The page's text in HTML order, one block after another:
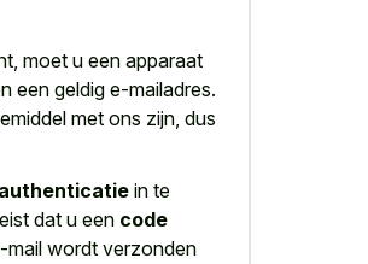
moet u een apparaat
een geldig e-mailadres.
met ons zijn, dus
in te
dat u een code
mail wordt verzonden